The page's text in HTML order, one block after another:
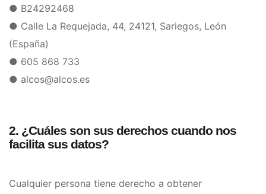
● B24292468
● Calle La Requejada, 44, 24121, Sariegos, León
(España)
● 605 868 733
● alcos@alcos.es
2. ¿Cuáles son sus derechos cuando nos
facilita sus datos?
Cualquier persona tiene derecho a obtener